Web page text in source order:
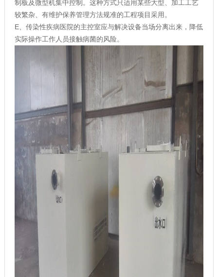
制板及微型机集中控制。这种方式只适用某些大型、加工工艺
较繁杂、有维护保养管理方法规准的工程项目采用。
E、传染性疾病医院的主控室应与解决设备当场分离出来，降低
实际操作工作人员接触病菌的风险。